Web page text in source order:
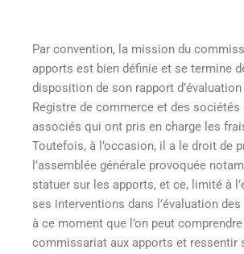
Par convention, la mission du
apports est bien définie et se termine
disposition de son rapport
Registre de commerce et des sociétés
associés qui ont pris en charge les
Toutefois, à l’occasion, il a le droit de
l’assemblée générale provoquée
statuer sur les apports, et ce, limité à
ses interventions dans l’évaluation
à ce moment que l’on peut
commissariat aux apports et ressentir